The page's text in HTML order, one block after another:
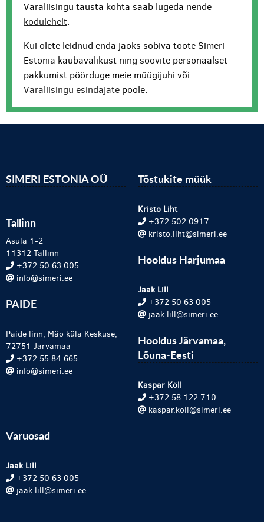
Varaliisingu tausta kohta saab lugeda nende
kodulehelt.
Kui olete leidnud enda jaoks sobiva toote Simeri
Estonia kaubavalikust ning soovite personaalset
pakkumist pöörduge meie müügijuhi või
Varaliisingu esindajate poole.
SIMERI ESTONIA OÜ
Tallinn
Asula 1-2
11312 Tallinn
+372 50 63 005
info@simeri.ee
PAIDE
Paide linn, Mäo küla Keskuse,
72751 Järvamaa
+372 55 84 665
info@simeri.ee
Tõstukite müük
Kristo Liht
+372 502 0917
kristo.liht@simeri.ee
Hooldus Harjumaa
Jaak Lill
+372 50 63 005
jaak.lill@simeri.ee
Hooldus Järvamaa,
Lõuna-Eesti
Kaspar Köll
+372 58 122 710
kaspar.koll@simeri.ee
Varuosad
Jaak Lill
+372 50 63 005
jaak.lill@simeri.ee